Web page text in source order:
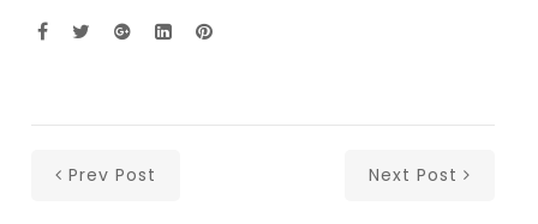
Prev Post Next Post